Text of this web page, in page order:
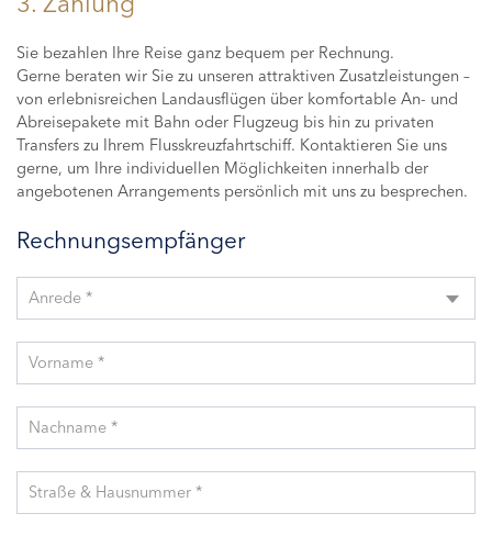
Sie bezahlen Ihre Reise ganz bequem per Rechnung.
Gerne beraten wir Sie zu unseren attraktiven Zusatzleistungen –
von erlebnisreichen Landausflügen über komfortable An- und
Abreisepakete mit Bahn oder Flugzeug bis hin zu privaten
Transfers zu Ihrem Flusskreuzfahrtschiff. Kontaktieren Sie uns
gerne, um Ihre individuellen Möglichkeiten innerhalb der
angebotenen Arrangements persönlich mit uns zu besprechen.
Rechnungsempfänger
Anrede *
Vorname *
Nachname *
Straße & Hausnummer *